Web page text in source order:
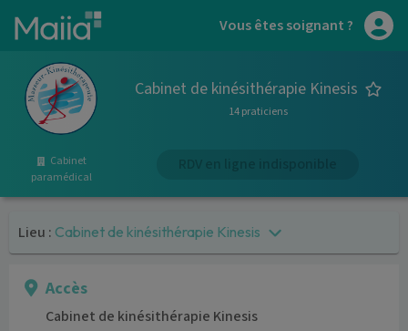
Aller au contenu principal Vous êtes soignant ?
Cabinet de kinésithérapie Kinesis
14 praticiens
Cabinet
paramédical
Lieu : Cabinet de kinésithérapie Kinesis
Accès
Cabinet de kinésithérapie Kinesis